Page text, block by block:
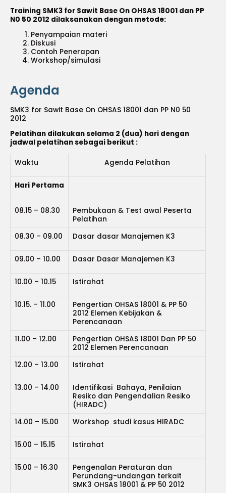
Training SMK3 for Sawit Base On OHSAS 18001 dan PP
N0 50 2012 dilaksanakan dengan metode:
Penyampaian materi
Diskusi
Contoh Penerapan
Workshop/simulasi
Agenda
SMK3 for Sawit Base On OHSAS 18001 dan PP N0 50
2012
Pelatihan dilakukan selama 2 (dua) hari dengan
jadwal pelatihan sebagai berikut :
Waktu Agenda Pelatihan
Hari Pertama
08.15 – 08.30
Pembukaan & Test awal Peserta
Pelatihan
08.30 – 09.00
Dasar dasar Manajemen K3
09.00 – 10.00 Dasar Dasar Manajemen K3
10.00 – 10.15 Istirahat
10.15. – 11.00
Pengertian OHSAS 18001 & PP 50
2012 Elemen Kebijakan &
Perencanaan
11.00 – 12.00
Pengertian OHSAS 18001 Dan PP 50
2012 Elemen Perencanaan
12.00 – 13.00
Istirahat
13.00 – 14.00
Identifikasi Bahaya, Penilaian
Resiko dan Pengendalian Resiko
(HIRADC)
14.00 – 15.00
Workshop studi kasus HIRADC
15.00 – 15.15 Istirahat
15.00 – 16.30
Pengenalan Peraturan dan
Perundang-undangan terkait
SMK3 OHSAS 18001 & PP 50 2012